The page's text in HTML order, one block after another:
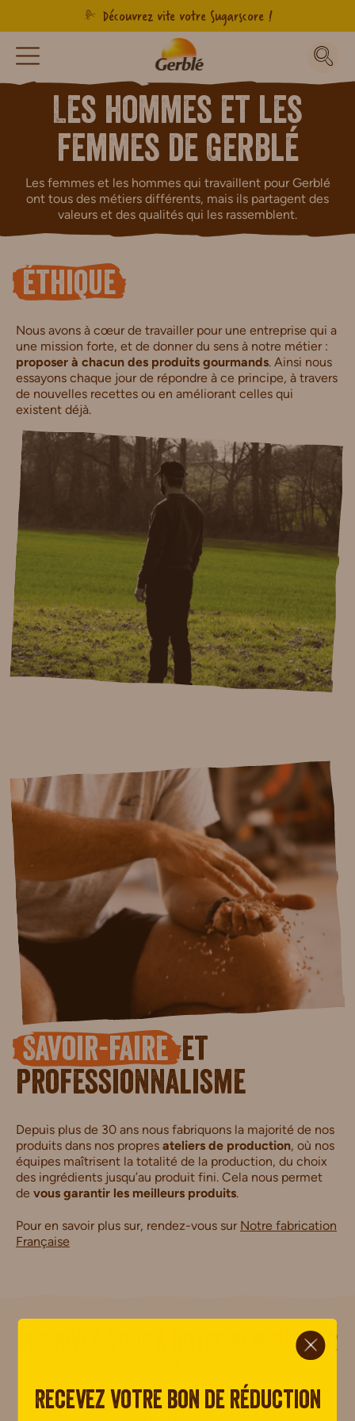
Découvrez vite votre Sugarscore !
Les hommes et les
femmes de Gerblé
Les femmes et les hommes qui travaillent pour Gerblé
ont tous des métiers différents, mais ils partagent des
valeurs et des qualités qui les rassemblent.
Éthique
Nous avons à cœur de travailler pour une entreprise qui a
une mission forte, et de donner du sens à notre métier :
proposer à chacun des produits gourmands. Ainsi nous
essayons chaque jour de répondre à ce principe, à travers
de nouvelles recettes ou en améliorant celles qui
existent déjà.
Savoir-faire et
professionnalisme
Depuis plus de 30 ans nous fabriquons la majorité de nos
produits dans nos propres ateliers de production, où nos
équipes maîtrisent la totalité de la production, du choix
des ingrédients jusqu’au produit fini. Cela nous permet
de vous garantir les meilleurs produits.
Pour en savoir plus sur, rendez-vous sur Notre fabrication
Française
Inscrivez-vous à notre newsletter
Retrouvez tous nos conseils, recettes, promotions et
Recevez votre bon de réduction